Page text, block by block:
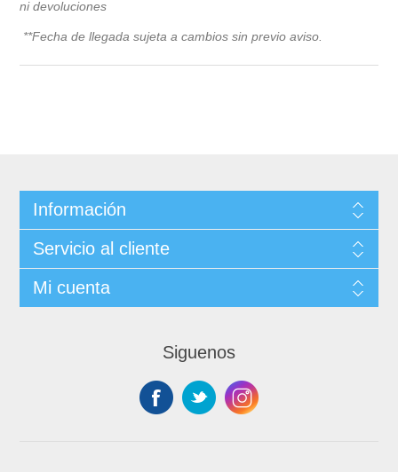
ni devoluciones
**Fecha de llegada sujeta a cambios sin previo aviso.
Información
Servicio al cliente
Mi cuenta
Siguenos